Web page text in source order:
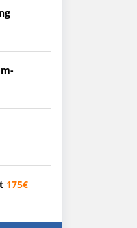
175€